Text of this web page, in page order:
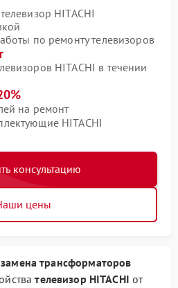
HITACHI
по ремонту телевизоров
HITACHI в течении
на ремонт
HITACHI
консультацию
цены
замена трансформаторов
телевизор HITACHI от